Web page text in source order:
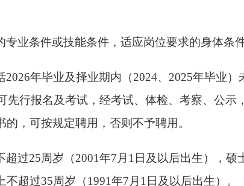
专业条件或技能条件，适应岗位要求的身体条件
2026年毕业及择业期内（2024、2025年毕业
先行报名及考试，经考试、体检、考察、公示
，可按规定聘用，否则不予聘用。
超过25周岁（2001年7 月 1 日及以后出生），硕
不超过35周岁（1991年7 月 1 日及以后出生）。